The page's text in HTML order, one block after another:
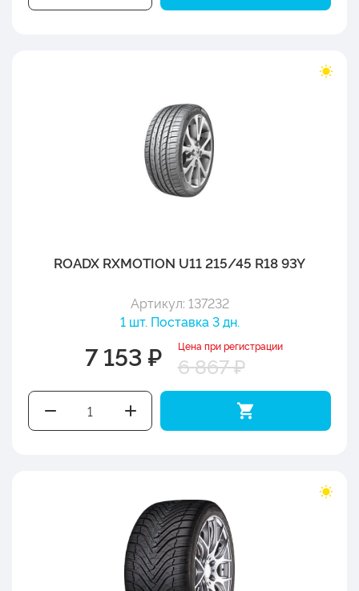
ROADX RXMOTION U11 215/45 R18 93Y
Артикул: 137232
1 шт. Поставка 3 дн.
7 153 ₽ Цена при регистрации
6 867 ₽